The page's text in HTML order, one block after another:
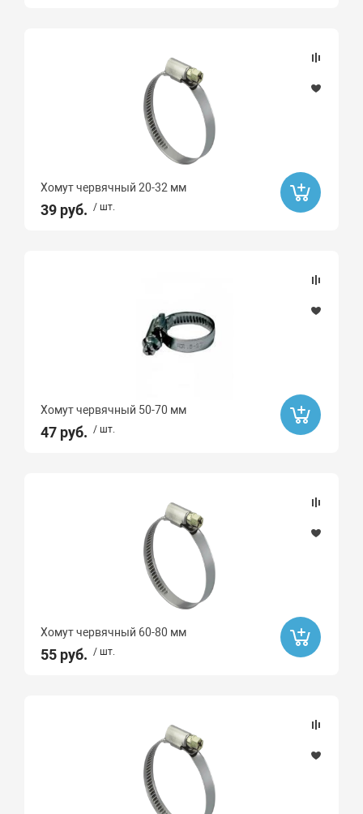
Хомут червячный 20-32 мм
39 руб. / шт.
Хомут червячный 50-70 мм
47 руб. / шт.
Хомут червячный 60-80 мм
55 руб. / шт.